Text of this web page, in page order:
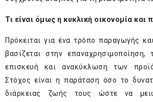
Τι είναι όμως η κυκλική οικονομία και
Πρόκειται για ένα τρόπο παραγωγής
βασίζεται στην επαναχρησιμοποίηση,
επισκευή και ανακύκλωση των
Στόχος είναι η παράταση όσο το
διάρκειας ζωής τους ώστε να